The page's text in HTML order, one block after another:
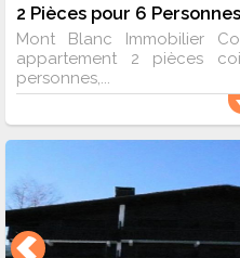
2 Pièces pour 6 Personnes
Mont Blanc Immobilier
appartement 2 pièces
personnes,...